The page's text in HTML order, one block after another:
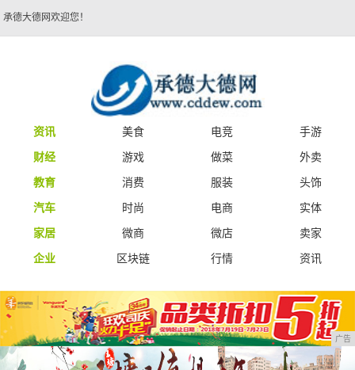
承德大德网欢迎您！
资讯 美食 电竞
手游
财经
游戏 做菜
外卖
教育
消费 服装
头饰
汽车
时尚 电商
实体
家居
微商 微店
卖家
企业
区块链 行情 资讯
广告